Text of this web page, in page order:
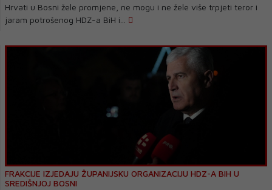
Hrvati u Bosni žele promjene, ne mogu i ne žele više trpjeti teror i
jaram potrošenog HDZ-a BiH i...
FRAKCIJE IZJEDAJU ŽUPANIJSKU ORGANIZACIJU HDZ-A BIH U
SREDIŠNJOJ BOSNI